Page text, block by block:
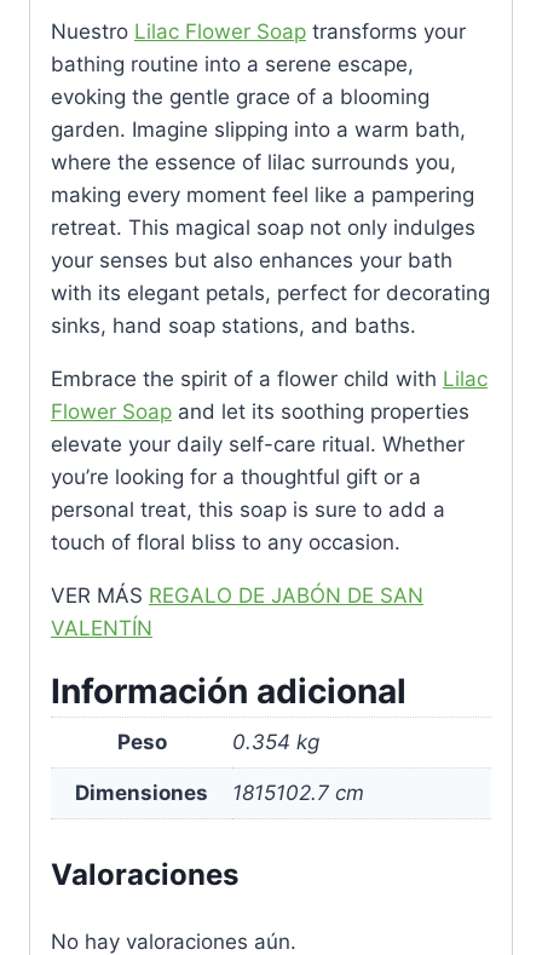
Nuestro Lilac Flower Soap transforms your
bathing routine into a serene escape,
evoking the gentle grace of a blooming
garden. Imagine slipping into a warm bath,
where the essence of lilac surrounds you,
making every moment feel like a pampering
retreat. This magical soap not only indulges
your senses but also enhances your bath
with its elegant petals, perfect for decorating
sinks, hand soap stations, and baths.
Embrace the spirit of a flower child with Lilac
Flower Soap and let its soothing properties
elevate your daily self-care ritual. Whether
you’re looking for a thoughtful gift or a
personal treat, this soap is sure to add a
touch of floral bliss to any occasion.
VER MÁS REGALO DE JABÓN DE SAN
VALENTÍN
Información adicional
Peso 0.354 kg
Dimensiones 1815102.7 cm
Valoraciones
No hay valoraciones aún.